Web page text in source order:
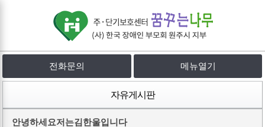
전화문의 메뉴열기
자유게시판
안녕하세요저는김한울입니다